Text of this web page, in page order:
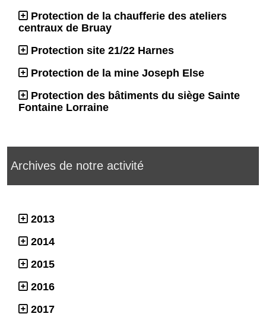
Protection de la chaufferie des ateliers
centraux de Bruay
Protection site 21/22 Harnes
Protection de la mine Joseph Else
Protection des bâtiments du siège Sainte
Fontaine Lorraine
Archives de notre activité
2013
2014
2015
2016
2017